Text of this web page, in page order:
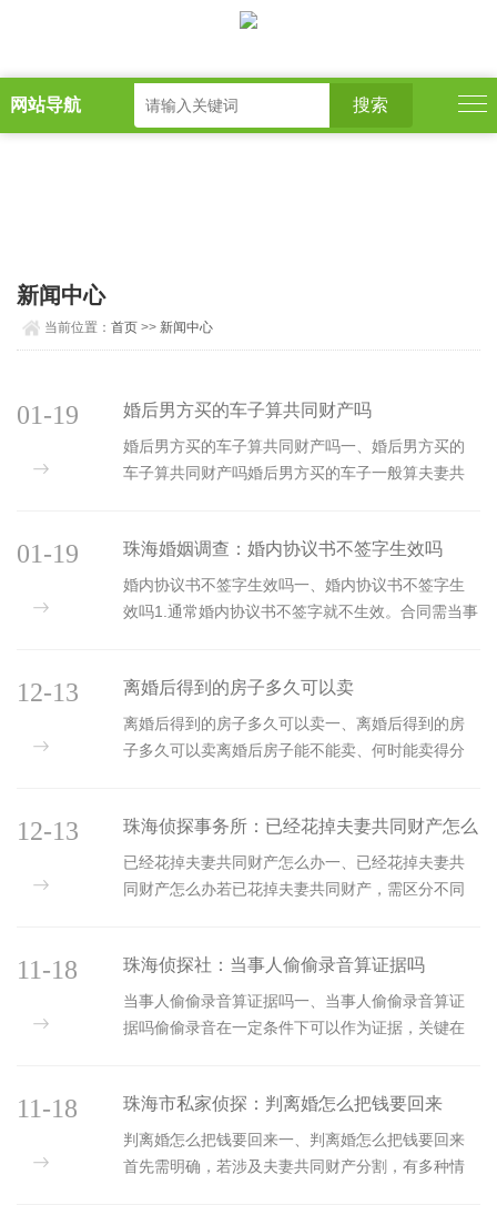
网站导航
新闻中心
当前位置：首页 >> 新闻中心
婚后男方买的车子算共同财产吗
婚后男方买的车子算共同财产吗一、婚后男方买的
车子算共同财产吗婚后男方买的车子一般算夫妻共
财产购买，无论登记在谁名下，都属于夫妻共同财
产。但存在特殊情况，如果男方用其婚前个人财产
购买车辆，且有证据证明款项来源为婚前财产，同
01-19
珠海婚姻调查：婚内协议书不签字生效吗
婚内协议书不签字生效吗一、婚内协议书不签字生
效吗1.通常婚内协议书不签字就不生效。合同需当事
没签字，代表未对协议达成一致，协议没成立，也
就不生效。3.但要是一方没签字却已履行主要义务，
且对方接受，婚内协议书也可能成立并生效...
01-19
离婚后得到的房子多久可以卖
离婚后得到的房子多久可以卖一、离婚后得到的房
子多久可以卖离婚后房子能不能卖、何时能卖得分
子有贷款没还清，得先还清贷款解除抵押，才能办
过户和后续售卖手续。法院判决离婚的，判决书生
效后，完成房产过户取得房产证就能卖。但部分地...
12-13
珠海侦探事务所：已经花掉夫妻共同财产怎么
办
已经花掉夫妻共同财产怎么办一、已经花掉夫妻共
同财产怎么办若已花掉夫妻共同财产，需区分不同
理权。若一方非因家庭日常生活需要，擅自处分共
同财产给他人，另一方有权主张追回。若挥霍共同
财产，在离婚分割夫妻共同财产时，对该方可以少
之，需...
12-13
珠海侦探社：当事人偷偷录音算证据吗
当事人偷偷录音算证据吗一、当事人偷偷录音算证
据吗偷偷录音在一定条件下可以作为证据，关键在
禁止性规定的方法取得的证据，不能用于认定案件
事实。若偷偷录音未侵犯他人隐私权、商业秘密等
合法权益，也未违反法律禁止性规定，例如在正常
11-18
珠海市私家侦探：判离婚怎么把钱要回来
判离婚怎么把钱要回来一、判离婚怎么把钱要回来
首先需明确，若涉及夫妻共同财产分割，有多种情
11-18